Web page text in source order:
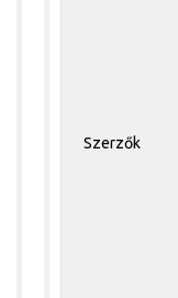
Szerzők